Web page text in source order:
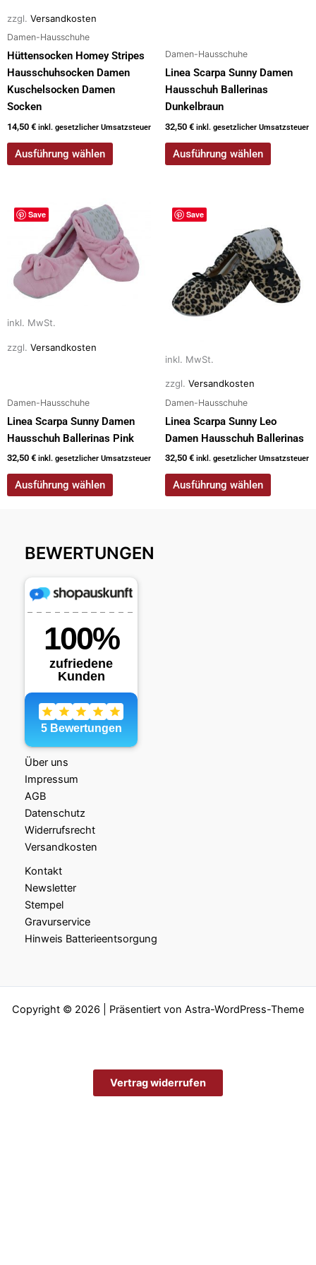
zzgl. Versandkosten
Damen-Hausschuhe
Hüttensocken Homey Stripes
Hausschuhsocken Damen
Kuschelsocken Damen
Socken
14,50 € inkl. gesetzlicher Umsatzsteuer
Ausführung wählen
Produktseite
gewählt
werden
Damen-Hausschuhe
Linea Scarpa Sunny Damen
Hausschuh Ballerinas
Dunkelbraun
32,50 € inkl. gesetzlicher Umsatzsteuer
Ausführung wählen
werden
Save
inkl. MwSt.
zzgl. Versandkosten
Damen-Hausschuhe
Linea Scarpa Sunny Damen
Hausschuh Ballerinas Pink
32,50 € inkl. gesetzlicher Umsatzsteuer
Ausführung wählen
Dieses
Produkt
mehrere
Varianten
auf.
Optionen
können
gewählt
werden
Save
inkl. MwSt.
zzgl. Versandkosten
Damen-Hausschuhe
Linea Scarpa Sunny Leo
Damen Hausschuh Ballerinas
32,50 € inkl. gesetzlicher Umsatzsteuer
Ausführung wählen
Dieses
Produkt
Varianten
auf.
Die
auf
Produktseite
gewählt
werden
BEWERTUNGEN
Über uns
Impressum
AGB
Datenschutz
Widerrufsrecht
Versandkosten
Kontakt
Newsletter
Stempel
Gravurservice
Hinweis Batterieentsorgung
Copyright © 2026 | Präsentiert von Astra-WordPress-Theme
Vertrag widerrufen